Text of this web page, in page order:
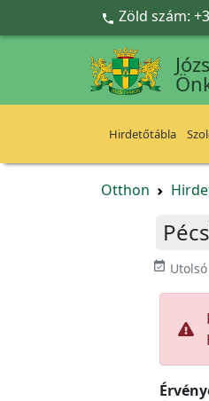
Ugrás a fő tartalomra
 Zöld szám:
Hirdetőtábla
Otthon
event_available